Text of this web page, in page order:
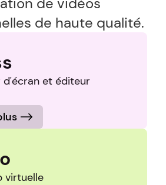
de haute qualité.
d'écran et éditeur
virtuelle